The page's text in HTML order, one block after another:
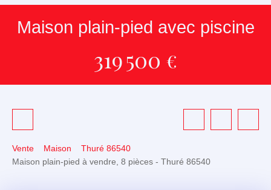
Maison plain-pied avec piscine
319 500 €
Vente Maison
Thuré 86540
Maison plain-pied à vendre, 8 pièces - Thuré 86540